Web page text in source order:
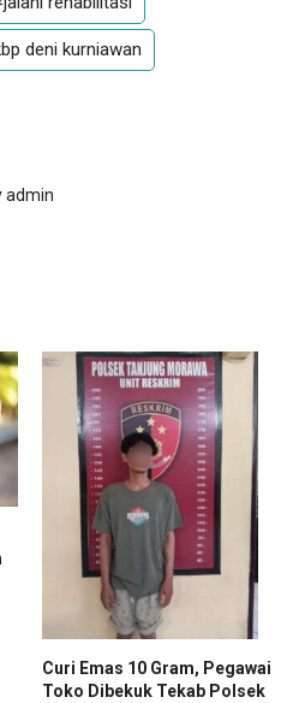
deni kurniawan
admin
Curi Emas 10 Gram, Pegawai
Toko Dibekuk Tekab Polsek